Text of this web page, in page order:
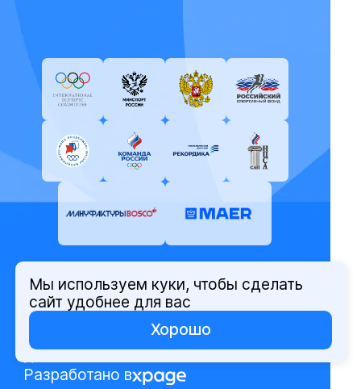
© Олимпийский комитет России,
2026
Политика защиты персональных
данных
Разработано в
Мы используем куки, чтобы сделать
сайт удобнее для вас
Хорошо